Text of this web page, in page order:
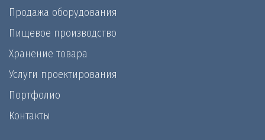
Продажа оборудования
Пищевое производство
Хранение товара
Услуги проектирования
Портфолио
Контакты